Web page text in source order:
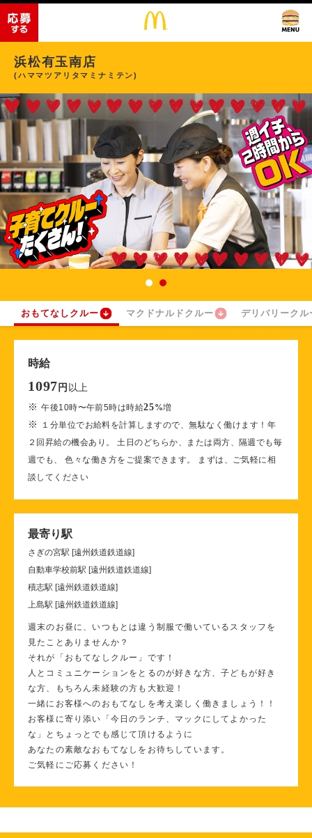
浜松有玉南店
(ハママツアリタマミナミテン)
おもてなしクルー マクドナルドクルー デリバリークル
時給
1097 円 以上
※午後10時〜午前5時は時給25%増
※
１分単位でお給料を計算しますので、無駄なく働けます！年
２回昇給の機会あり。 土日のどちらか、または両方、隔週でも毎
週でも、 色々な働き方をご提案できます。 まずは、ご気軽に相
談してください
最寄り駅
さぎの宮駅 [遠州鉄道鉄道線]
自動車学校前駅 [遠州鉄道鉄道線]
積志駅 [遠州鉄道鉄道線]
上島駅 [遠州鉄道鉄道線]
週末のお昼に、いつもとは違う制服で働いているスタッフを
見たことありませんか？
それが「おもてなしクルー」です！
人とコミュニケーションをとるのが好きな方、子どもが好き
な方、もちろん未経験の方も大歓迎！
一緒にお客様へのおもてなしを考え楽しく働きましょう！！
お客様に寄り添い「今日のランチ、マックにしてよかった
な」とちょっとでも感じて頂けるように
あなたの素敵なおもてなしをお待ちしています。
ご気軽にご応募ください！